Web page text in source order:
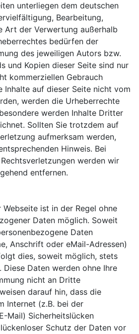
unterliegen dem deutschen
Bearbeitung,
Art der Verwertung außerhalb
bedürfen der
des jeweiligen Autors bzw.
und Kopien dieser Seite sind nur
kommerziellen Gebrauch
Inhalte auf dieser Seite nicht vom
werden die Urheberrechte
werden Inhalte Dritter
Sollten Sie trotzdem auf
aufmerksam werden,
Hinweis. Bei
werden wir
entfernen.
ist in der Regel ohne
Daten möglich. Soweit
Daten
Anschrift oder eMail-Adressen)
dies, soweit möglich, stets
Daten werden ohne Ihre
nicht an Dritte
darauf hin, dass die
Internet (z.B. bei der
Mail) Sicherheitslücken
Schutz der Daten vor